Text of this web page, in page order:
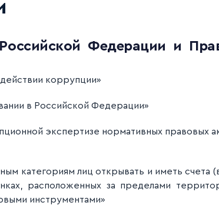
Федерации и
коррупции»
в Российской Федерации»
экспертизе нормативных правовых
категориям лиц открывать и иметь счета
расположенных за пределами
инструментами»